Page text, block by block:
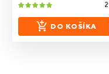
DO KOŠÍKA